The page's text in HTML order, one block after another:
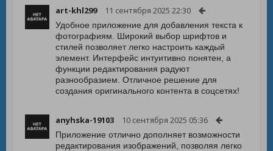
art-khl299 11 сентября 2025 22:30
Удобное приложение для добавления текста к
фотографиям. Широкий выбор шрифтов и
стилей позволяет легко настроить каждый
элемент. Интерфейс интуитивно понятен, а
функции редактирования радуют
разнообразием. Отличное решение для
создания оригинального контента в соцсетях!
anyhska-19103 10 сентября 2025 05:36
Приложение отлично дополняет возможности
редактирования изображений, позволяя легко